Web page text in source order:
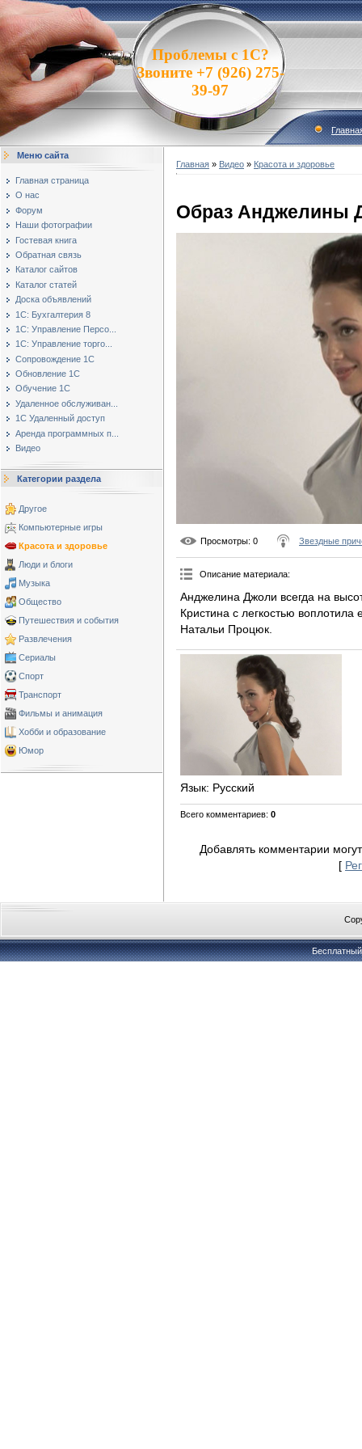
Проблемы с 1С?
Звоните +7 (926) 275-
39-97
Меню сайта
Главная страница
О нас
Форум
Наши фотографии
Гостевая книга
Обратная связь
Каталог сайтов
Каталог статей
Доска объявлений
1С: Бухгалтерия 8
1С: Управление Персо...
1С: Управление торго...
Сопровождение 1С
Обновление 1С
Обучение 1С
Удаленное обслуживан...
1С Удаленный доступ
Аренда программных п...
Видео
Категории раздела
Другое
Компьютерные игры
Красота и здоровье
Люди и блоги
Музыка
Общество
Путешествия и события
Развлечения
Сериалы
Спорт
Транспорт
Фильмы и анимация
Хобби и образование
Юмор
Главная » Видео » Красота и здоровье
Образ Анджелины
Просмотры: 0 Звездные
Описание материала:
Анджелина Джоли всегда на
Кристина с легкостью
Натальи Процюк.
Язык: Русский
Всего комментариев: 0
Добавлять комментарии
[